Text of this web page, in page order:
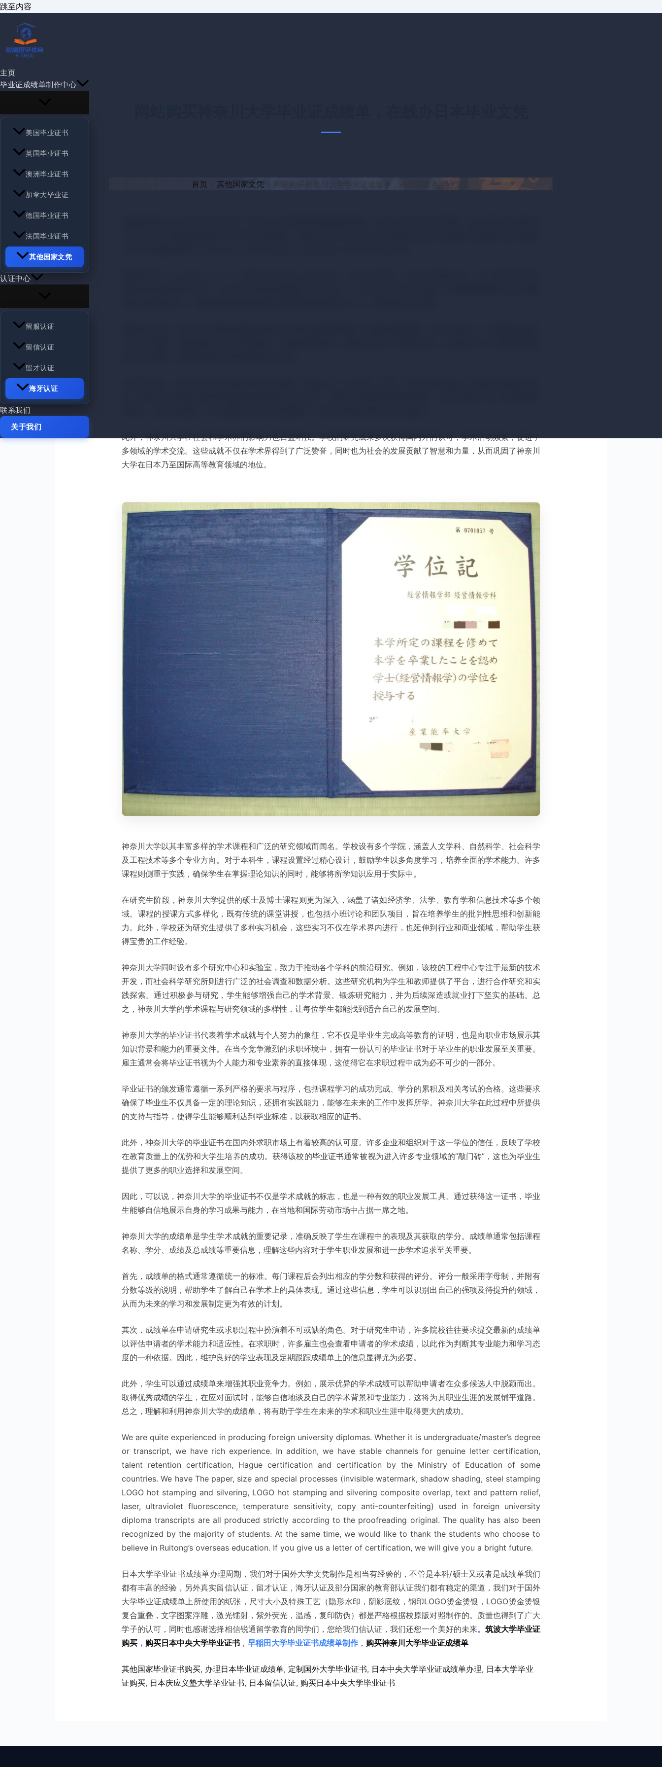
跳至内容
主页
毕业证成绩单制作中心
美国毕业证书
英国毕业证书
澳洲毕业证书
加拿大毕业证
德国毕业证书
法国毕业证书
其他国家文凭
认证中心
留服认证
留信认证
留才认证
海牙认证
联系我们
关于我们
首页 其他国家文凭 网站购买神奈川大学毕业证成绩单，在线办日本毕业文凭
此外，神奈川大学在社会和学术界的影响力也日益增强。学校的研究成果多次获得国内外的认可，学术活动频繁，促进了
多领域的学术交流。这些成就不仅在学术界得到了广泛赞誉，同时也为社会的发展贡献了智慧和力量，从而巩固了神奈川
大学在日本乃至国际高等教育领域的地位。
神奈川大学以其丰富多样的学术课程和广泛的研究领域而闻名。学校设有多个学院，涵盖人文学科、自然科学、社会科学
及工程技术等多个专业方向。对于本科生，课程设置经过精心设计，鼓励学生以多角度学习，培养全面的学术能力。许多
课程则侧重于实践，确保学生在掌握理论知识的同时，能够将所学知识应用于实际中。
在研究生阶段，神奈川大学提供的硕士及博士课程则更为深入，涵盖了诸如经济学、法学、教育学和信息技术等多个领
域。课程的授课方式多样化，既有传统的课堂讲授，也包括小班讨论和团队项目，旨在培养学生的批判性思维和创新能
力。此外，学校还为研究生提供了多种实习机会，这些实习不仅在学术界内进行，也延伸到行业和商业领域，帮助学生获
得宝贵的工作经验。
神奈川大学同时设有多个研究中心和实验室，致力于推动各个学科的前沿研究。例如，该校的工程中心专注于最新的技术
开发，而社会科学研究所则进行广泛的社会调查和数据分析。这些研究机构为学生和教师提供了平台，进行合作研究和实
践探索。通过积极参与研究，学生能够增强自己的学术背景、锻炼研究能力，并为后续深造或就业打下坚实的基础。总
之，神奈川大学的学术课程与研究领域的多样性，让每位学生都能找到适合自己的发展空间。
神奈川大学的毕业证书代表着学术成就与个人努力的象征，它不仅是毕业生完成高等教育的证明，也是向职业市场展示其
知识背景和能力的重要文件。在当今竞争激烈的求职环境中，拥有一份认可的毕业证书对于毕业生的职业发展至关重要。
雇主通常会将毕业证书视为个人能力和专业素养的直接体现，这使得它在求职过程中成为必不可少的一部分。
毕业证书的颁发通常遵循一系列严格的要求与程序，包括课程学习的成功完成、学分的累积及相关考试的合格。这些要求
确保了毕业生不仅具备一定的理论知识，还拥有实践能力，能够在未来的工作中发挥所学。神奈川大学在此过程中所提供
的支持与指导，使得学生能够顺利达到毕业标准，以获取相应的证书。
此外，神奈川大学的毕业证书在国内外求职市场上有着较高的认可度。许多企业和组织对于这一学位的信任，反映了学校
在教育质量上的优势和大学生培养的成功。获得该校的毕业证书通常被视为进入许多专业领域的“敲门砖”，这也为毕业生
提供了更多的职业选择和发展空间。
因此，可以说，神奈川大学的毕业证书不仅是学术成就的标志，也是一种有效的职业发展工具。通过获得这一证书，毕业
生能够自信地展示自身的学习成果与能力，在当地和国际劳动市场中占据一席之地。
神奈川大学的成绩单是学生学术成就的重要记录，准确反映了学生在课程中的表现及其获取的学分。成绩单通常包括课程
名称、学分、成绩及总成绩等重要信息，理解这些内容对于学生职业发展和进一步学术追求至关重要。
首先，成绩单的格式通常遵循统一的标准。每门课程后会列出相应的学分数和获得的评分。评分一般采用字母制，并附有
分数等级的说明，帮助学生了解自己在学术上的具体表现。通过这些信息，学生可以识别出自己的强项及待提升的领域，
从而为未来的学习和发展制定更为有效的计划。
其次，成绩单在申请研究生或求职过程中扮演着不可或缺的角色。对于研究生申请，许多院校往往要求提交最新的成绩单
以评估申请者的学术能力和适应性。在求职时，许多雇主也会查看申请者的学术成绩，以此作为判断其专业能力和学习态
度的一种依据。因此，维护良好的学业表现及定期跟踪成绩单上的信息显得尤为必要。
此外，学生可以通过成绩单来增强其职业竞争力。例如，展示优异的学术成绩可以帮助申请者在众多候选人中脱颖而出。
取得优秀成绩的学生，在应对面试时，能够自信地谈及自己的学术背景和专业能力，这将为其职业生涯的发展铺平道路。
总之，理解和利用神奈川大学的成绩单，将有助于学生在未来的学术和职业生涯中取得更大的成功。
We are quite experienced in producing foreign university diplomas. Whether it is undergraduate/master’s degree
or transcript, we have rich experience. In addition, we have stable channels for genuine letter certification,
talent retention certification, Hague certification and certification by the Ministry of Education of some
countries. We have The paper, size and special processes (invisible watermark, shadow shading, steel stamping
LOGO hot stamping and silvering, LOGO hot stamping and silvering composite overlap, text and pattern relief,
laser, ultraviolet fluorescence, temperature sensitivity, copy anti-counterfeiting) used in foreign university
diploma transcripts are all produced strictly according to the proofreading original. The quality has also been
recognized by the majority of students. At the same time, we would like to thank the students who choose to
believe in Ruitong’s overseas education. If you give us a letter of certification, we will give you a bright future.
日本大学毕业证书成绩单办理周期，我们对于国外大学文凭制作是相当有经验的，不管是本科/硕士又或者是成绩单我们
都有丰富的经验，另外真实留信认证，留才认证，海牙认证及部分国家的教育部认证我们都有稳定的渠道，我们对于国外
大学毕业证成绩单上所使用的纸张，尺寸大小及特殊工艺（隐形水印，阴影底纹，钢印LOGO烫金烫银，LOGO烫金烫银
复合重叠，文字图案浮雕，激光镭射，紫外荧光，温感，复印防伪）都是严格根据校原版对照制作的。质量也得到了广大
学子的认可，同时也感谢选择相信锐通留学教育的同学们，您给我们信认证，我们还您一个美好的未来。 筑波大学毕业证
购买 ， 购买日本中央大学毕业证书 ， 早稲田大学毕业证书成绩单制作 ， 购买神奈川大学毕业证成绩单
其他国家毕业证书购买, 办理日本毕业证成绩单, 定制国外大学毕业证书, 日本中央大学毕业证成绩单办理, 日本大学毕业
证购买, 日本庆应义塾大学毕业证书, 日本留信认证, 购买日本中央大学毕业证书